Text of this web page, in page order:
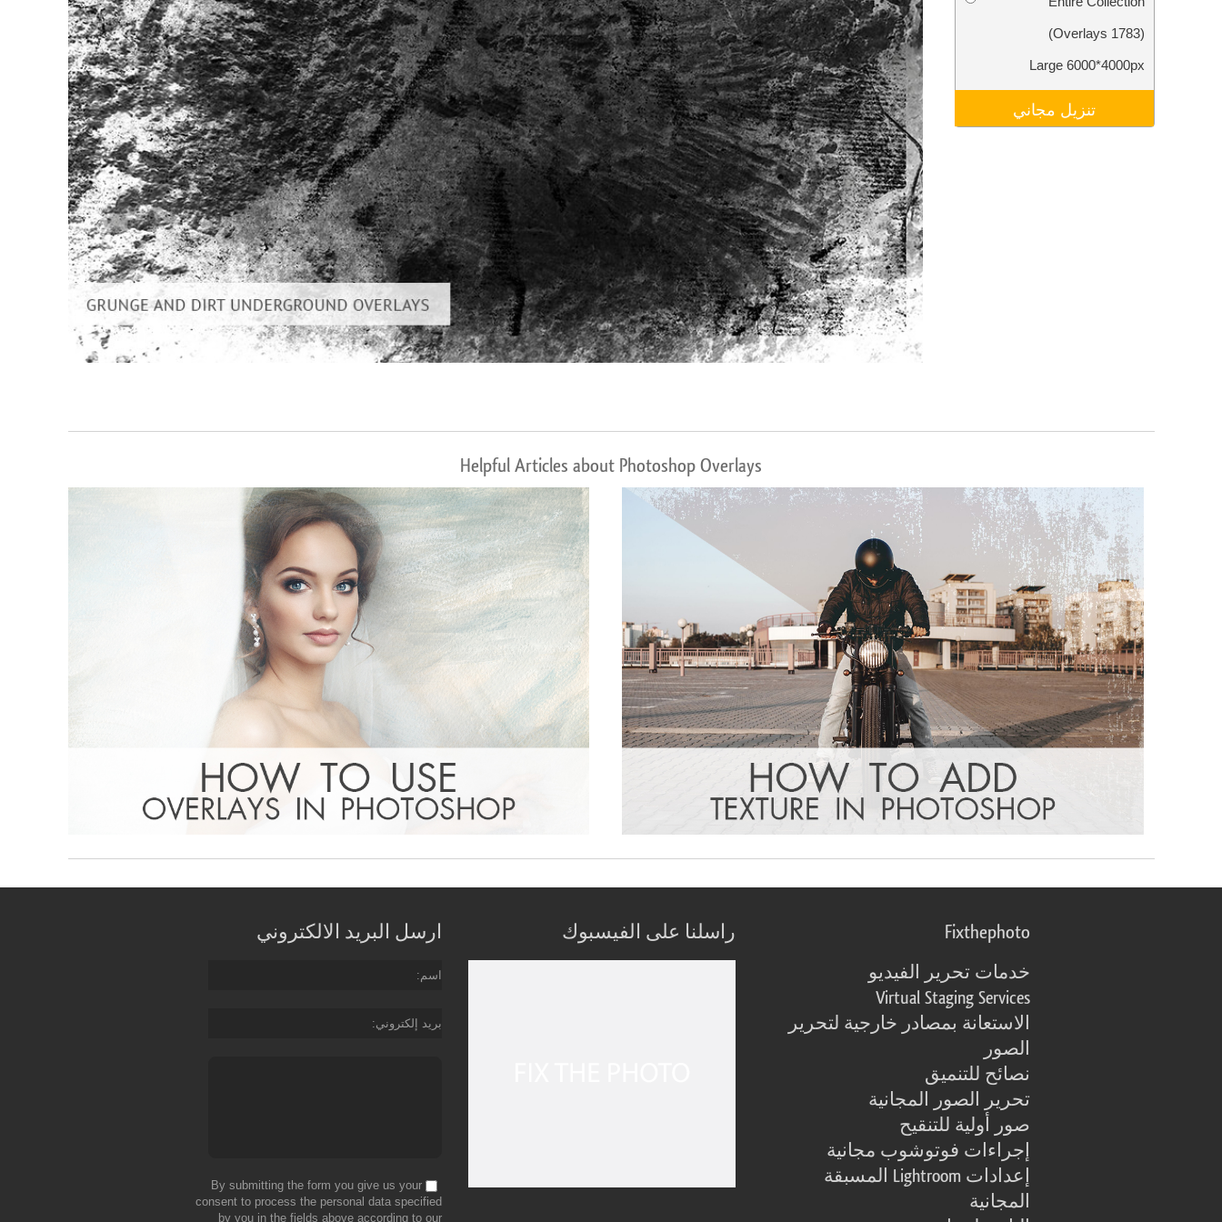
تنقيح المنتجات خدمات تنميق المجوهرات بيانات تدريب الذكاء
الاصطناعي
Video Editing Services
(1783 Overlays)
Large 6000*4000px
تنزيل مجاني
Helpful Articles about Photoshop Overlays
ارسل البريد الالكتروني
اسم
بريد إلكتروني
By submitting the form you give us your
consent to process the personal data specified
by you in the fields above according to our
راسلنا على الفيسبوك Fixthephoto
خدمات تحرير الفيديو
Virtual Staging Services
الاستعانة بمصادر خارجية لتحرير
الصور
نصائح للتنميق
تحرير الصور المجانية
صور أولية للتنقيح
إجراءات فوتوشوب مجانية
إعدادات Lightroom المسبقة
المجانية